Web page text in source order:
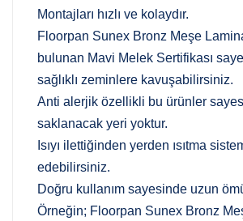
Montajları hızlı ve kolaydır.
Floorpan Sunex Bronz Meşe
bulunan Mavi Melek Sertifikası
sağlıklı zeminlere kavuşabilirsiniz.
Anti alerjik özellikli bu ürünler
saklanacak yeri yoktur.
Isıyı ilettiğinden yerden ısıtma
edebilirsiniz.
Doğru kullanım sayesinde uzun
Örneğin; Floorpan Sunex Bronz